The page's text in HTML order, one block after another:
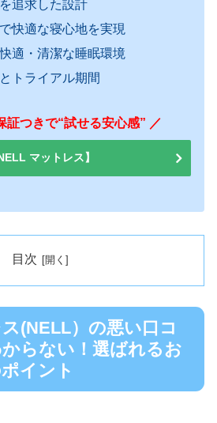
追求した設計
快適な寝心地を実現
適・清潔な睡眠環境
トライアル期間
証つきで“試せる安心感” ／
マットレス】
目次
(NELL）の悪い口コ
らない！選ばれるお
イント